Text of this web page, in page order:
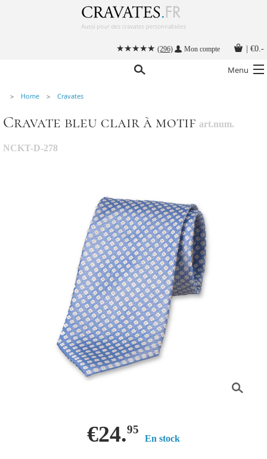
(296) Mon compte €0.-
Menu
Nos accessoires hommes
Cravate personnalisée
Home Cravates
Cravate bleu clair à motif art.num.
NCKT-D-278
€24.95
En stock